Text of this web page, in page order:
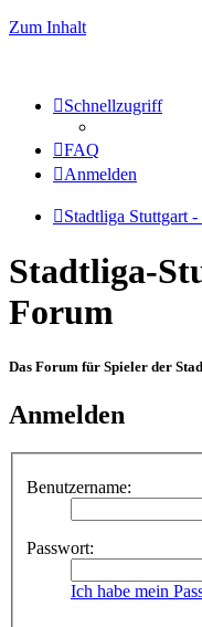
Zum Inhalt
Schnellzugriff
FAQ
Anmelden
Stadtliga Stuttgart
Stadtliga-
Forum
Das Forum für Spieler der
Anmelden
Benutzername:
Passwort:
Ich habe mein